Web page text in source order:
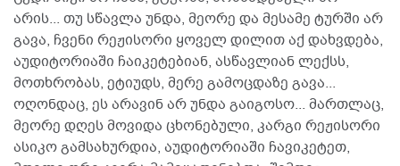
არის... თუ სწავლა უნდა, მეორე და მესამე ტურში არ
გავა, ჩვენი რეჟისორი ყოველ დილით აქ დახვდება,
აუდიტორიაში ჩაიკეტებიან, ასწავლიან ლექსს,
მოთხრობას, ეტიუდს, მერე გამოცდაზე გავა...
ოღონდაც, ეს არავინ არ უნდა გაიგოსო... მართლაც,
მეორე დღეს მოვიდა ცხონებული, კარგი რეჟისორი
ასიკო გამსახურდია, აუდიტორიაში ჩავიკეტეთ,